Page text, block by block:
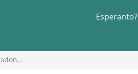
Esperanto?